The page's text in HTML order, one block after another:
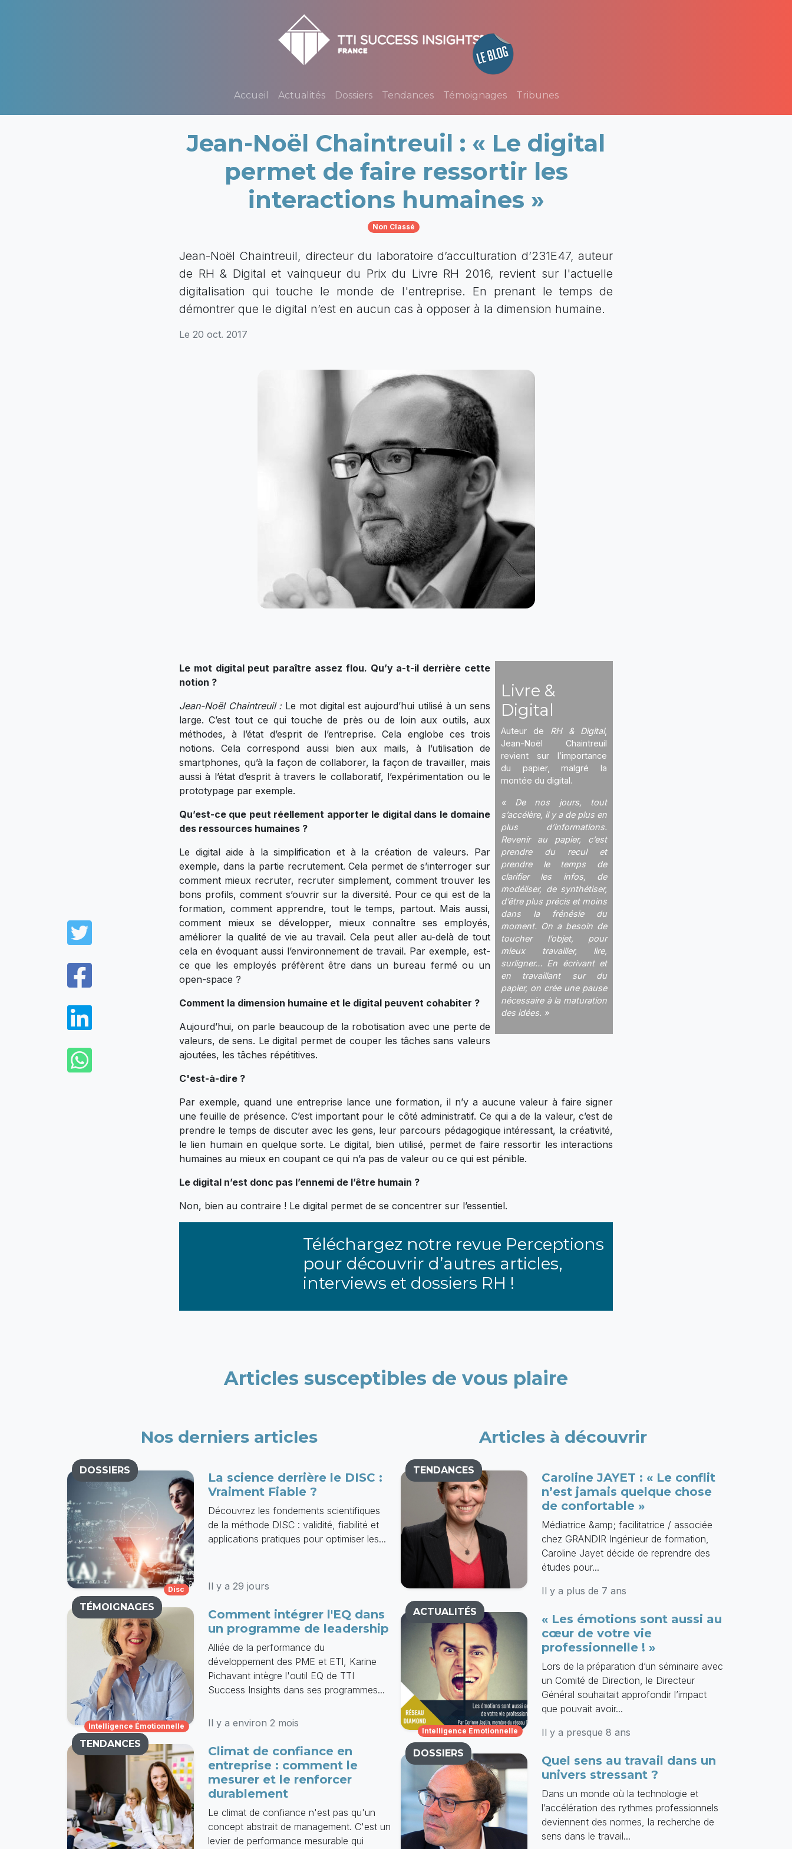
Accueil Actualités Dossiers Tendances Témoignages Tribunes
Twitter
Facebook
LinkedIn
WhatsApp
Jean-Noël Chaintreuil : « Le digital
permet de faire ressortir les
interactions humaines »
Non Classé
Jean-Noël Chaintreuil, directeur du laboratoire d’acculturation d’231E47, auteur
de RH & Digital et vainqueur du Prix du Livre RH 2016, revient sur l'actuelle
digitalisation qui touche le monde de l'entreprise. En prenant le temps de
démontrer que le digital n’est en aucun cas à opposer à la dimension humaine.
Le 20 oct. 2017
Livre &
Digital
Auteur de RH & Digital,
Jean-Noël Chaintreuil
revient sur l’importance
du papier, malgré la
montée du digital.
« De nos jours, tout
s’accélère, il y a de plus en
plus d’informations.
Revenir au papier, c’est
prendre du recul et
prendre le temps de
clarifier les infos, de
modéliser, de synthétiser,
d’être plus précis et moins
dans la frénésie du
moment. On a besoin de
toucher l’objet, pour
mieux travailler, lire,
surligner… En écrivant et
en travaillant sur du
papier, on crée une pause
nécessaire à la maturation
des idées. »
Le mot digital peut paraître assez flou. Qu’y a-t-il derrière cette
notion ?
Jean-Noël Chaintreuil :Le mot digital est aujourd’hui utilisé à un sens
large. C’est tout ce qui touche de près ou de loin aux outils, aux
méthodes, à l’état d’esprit de l’entreprise. Cela englobe ces trois
notions. Cela correspond aussi bien aux mails, à l’utilisation de
smartphones, qu’à la façon de collaborer, la façon de travailler, mais
aussi à l’état d’esprit à travers le collaboratif, l’expérimentation ou le
prototypage par exemple.
Qu’est-ce que peut réellement apporter le digital dans le domaine
des ressources humaines ?
Le digital aide à la simplification et à la création de valeurs. Par
exemple, dans la partie recrutement. Cela permet de s’interroger sur
comment mieux recruter, recruter simplement, comment trouver les
bons profils, comment s’ouvrir sur la diversité. Pour ce qui est de la
formation, comment apprendre, tout le temps, partout. Mais aussi,
comment mieux se développer, mieux connaître ses employés,
améliorer la qualité de vie au travail. Cela peut aller au-delà de tout
cela en évoquant aussi l’environnement de travail. Par exemple, est-
ce que les employés préfèrent être dans un bureau fermé ou un
open-space ?
Comment la dimension humaine et le digital peuvent cohabiter ?
Aujourd’hui, on parle beaucoup de la robotisation avec une perte de
valeurs, de sens. Le digital permet de couper les tâches sans valeurs
ajoutées, les tâches répétitives.
C'est-à-dire ?
Par exemple, quand une entreprise lance une formation, il n’y a aucune valeur à faire signer
une feuille de présence. C’est important pour le côté administratif. Ce qui a de la valeur, c’est de
prendre le temps de discuter avec les gens, leur parcours pédagogique intéressant, la créativité,
le lien humain en quelque sorte. Le digital, bien utilisé, permet de faire ressortir les interactions
humaines au mieux en coupant ce qui n’a pas de valeur ou ce qui est pénible.
Le digital n’est donc pas l’ennemi de l’être humain ?
Non, bien au contraire ! Le digital permet de se concentrer sur l’essentiel.
Téléchargez notre revue Perceptions
pour découvrir d’autres articles,
interviews et dossiers RH !
Articles susceptibles de vous plaire
Nos derniers articles
DOSSIERS
Disc
La science derrière le DISC :
Vraiment Fiable ?
Découvrez les fondements scientifiques
de la méthode DISC : validité, fiabilité et
applications pratiques pour optimiser les...
Il y a 29 jours
TÉMOIGNAGES
Intelligence Émotionnelle
Comment intégrer l'EQ dans
un programme de leadership
Alliée de la performance du
développement des PME et ETI, Karine
Pichavant intègre l'outil EQ de TTI
Success Insights dans ses programmes...
Il y a environ 2 mois
TENDANCES
Climat de confiance en
entreprise : comment le
mesurer et le renforcer
durablement
Le climat de confiance n'est pas qu'un
concept abstrait de management. C'est un
levier de performance mesurable qui
Articles à découvrir
TENDANCES
Caroline JAYET : « Le conflit
n’est jamais quelque chose
de confortable »
Médiatrice &amp; facilitatrice / associée
chez GRANDIR Ingénieur de formation,
Caroline Jayet décide de reprendre des
études pour...
Il y a plus de 7 ans
ACTUALITÉS
Intelligence Émotionnelle
« Les émotions sont aussi au
cœur de votre vie
professionnelle ! »
Lors de la préparation d’un séminaire avec
un Comité de Direction, le Directeur
Général souhaitait approfondir l’impact
que pouvait avoir...
Il y a presque 8 ans
DOSSIERS
Quel sens au travail dans un
univers stressant ?
Dans un monde où la technologie et
l’accélération des rythmes professionnels
deviennent des normes, la recherche de
sens dans le travail...